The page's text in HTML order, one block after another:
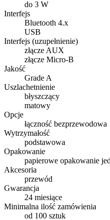
do 3 W
Interfejs
Bluetooth 4.x
USB
Interfejs (uzupełnienie)
złącze AUX
złącze Micro-B
Jakość
Grade A
Uszlachetnienie
błyszczący
matowy
Opcje
łączność bezprzewodowa
Wytrzymałość
podstawowa
Opakowanie
papierowe opakowanie
Akcesoria
przewód
Gwarancja
24 miesiące
Minimalna ilość zamówienia
od 100 sztuk